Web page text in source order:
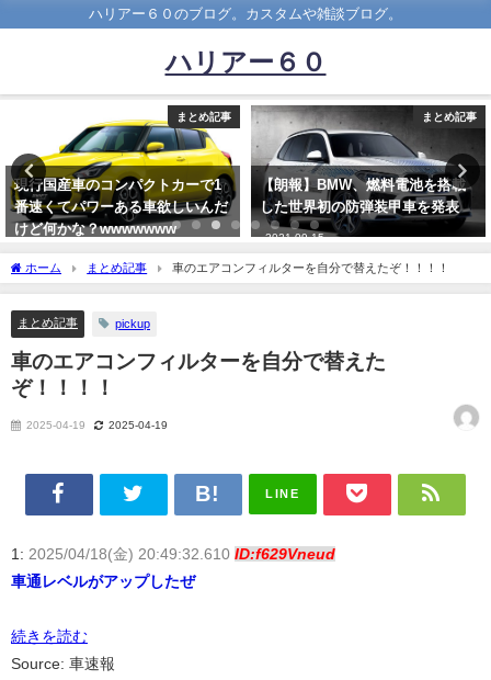
ハリアー６０のブログ。カスタムや雑談ブログ。
ハリアー６０
まとめ記事
現行国産車のコンパクトカーで1
番速くてパワーある車欲しいんだ
けど何かな？wwwwwww
まとめ記事
【朗報】BMW、燃料電池を搭載
した世界初の防弾装甲車を発表
2021-09-15
ホーム まとめ記事 車のエアコンフィルターを自分で替えたぞ！！！！
まとめ記事 pickup
車のエアコンフィルターを自分で替えた
ぞ！！！！
2025-04-19 2025-04-19
LINE
1: 2025/04/18(金) 20:49:32.610 ID:f629Vneud
車通レベルがアップしたぜ
続きを読む
Source: 車速報